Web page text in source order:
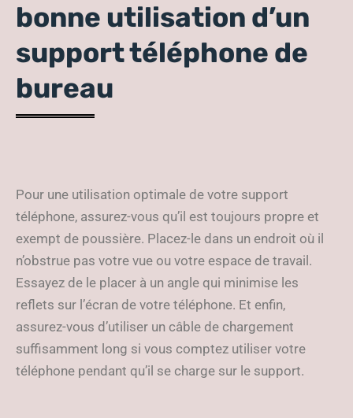
bonne utilisation d’un
support téléphone de
bureau
Pour une utilisation optimale de votre support
téléphone, assurez-vous qu’il est toujours propre et
exempt de poussière. Placez-le dans un endroit où il
n’obstrue pas votre vue ou votre espace de travail.
Essayez de le placer à un angle qui minimise les
reflets sur l’écran de votre téléphone. Et enfin,
assurez-vous d’utiliser un câble de chargement
suffisamment long si vous comptez utiliser votre
téléphone pendant qu’il se charge sur le support.